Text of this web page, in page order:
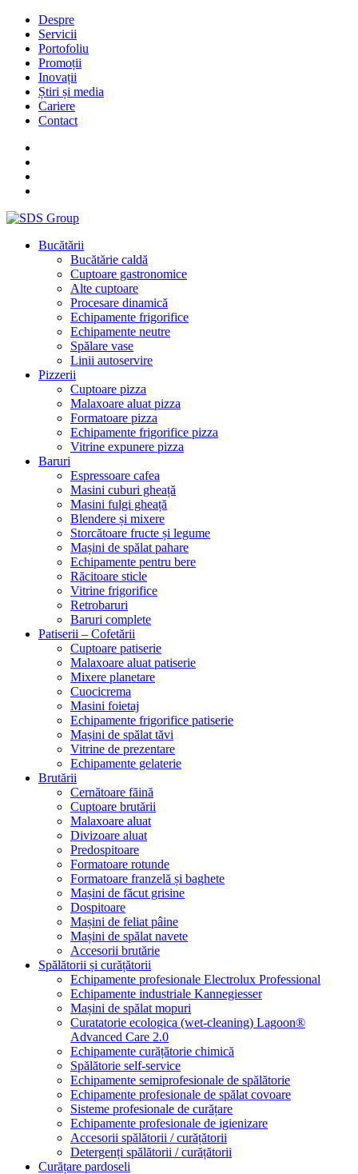
Despre
Servicii
Portofoliu
Promoții
Inovații
Știri și media
Cariere
Contact
Bucătării
Bucătărie caldă
Cuptoare gastronomice
Alte cuptoare
Procesare dinamică
Echipamente frigorifice
Echipamente neutre
Spălare vase
Linii autoservire
Pizzerii
Cuptoare pizza
Malaxoare aluat pizza
Formatoare pizza
Echipamente frigorifice pizza
Vitrine expunere pizza
Baruri
Espressoare cafea
Masini cuburi gheață
Masini fulgi gheață
Blendere și mixere
Storcătoare fructe și legume
Mașini de spălat pahare
Echipamente pentru bere
Răcitoare sticle
Vitrine frigorifice
Retrobaruri
Baruri complete
Patiserii – Cofetării
Cuptoare patiserie
Malaxoare aluat patiserie
Mixere planetare
Cuocicrema
Masini foietaj
Echipamente frigorifice patiserie
Mașini de spălat tăvi
Vitrine de prezentare
Echipamente gelaterie
Brutării
Cernătoare făină
Cuptoare brutării
Malaxoare aluat
Divizoare aluat
Predospitoare
Formatoare rotunde
Formatoare franzelă și baghete
Mașini de făcut grisine
Dospitoare
Mașini de feliat pâine
Mașini de spălat navete
Accesorii brutărie
Spălătorii și curățătorii
Echipamente profesionale Electrolux Professional
Echipamente industriale Kannegiesser
Mașini de spălat mopuri
Curatatorie ecologica (wet-cleaning) Lagoon®
Advanced Care 2.0
Echipamente curățătorie chimică
Spălătorie self-service
Echipamente semiprofesionale de spălătorie
Echipamente profesionale de spălat covoare
Sisteme profesionale de curățare
Echipamente profesionale de igienizare
Accesorii spălătorii / curățătorii
Detergenți spălătorii / curățătorii
Curățare pardoseli